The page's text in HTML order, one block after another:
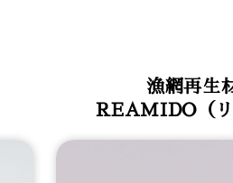
漁網再生
REAMIDO（リ